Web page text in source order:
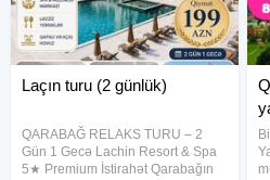
━━━━━━━━━━━━━━
Qiymətə daxildir:
2 səhər yeməyi + 1 nahar + 1 şam
Komfortlu nəqliyyat
Laçın turu (2 günlük)
QARABAĞ RELAKS TURU – 2
Gün 1 Gecə Lachin Resort & Spa
5★ Premium İstirahət Qarabağın